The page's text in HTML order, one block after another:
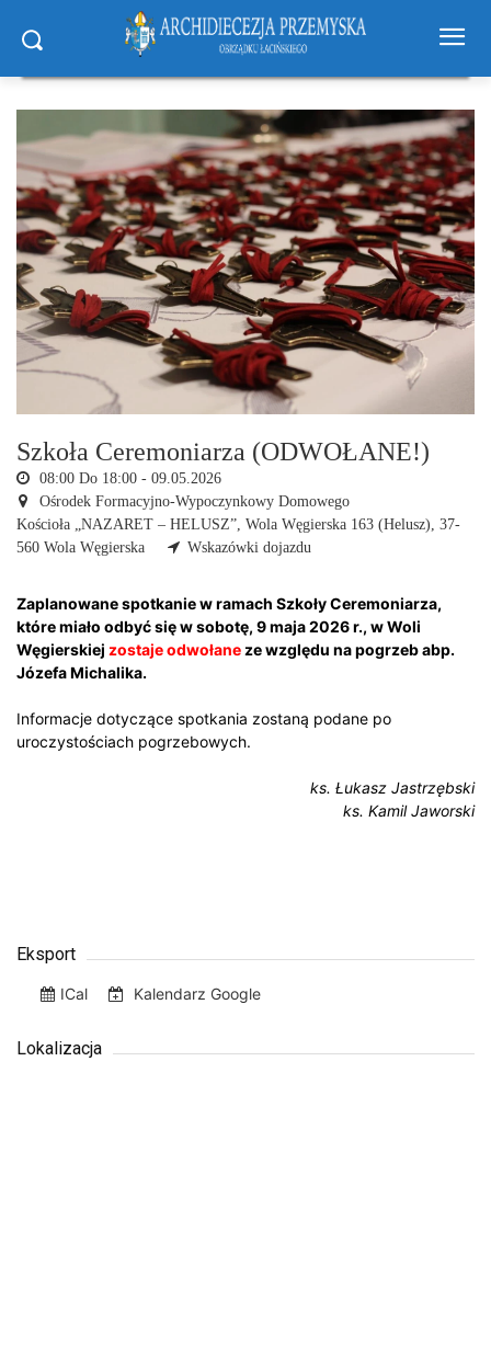
Szkoła Ceremoniarza (ODWOŁANE!)
08:00 Do 18:00 - 09.05.2026
Ośrodek Formacyjno-Wypoczynkowy Domowego
Kościoła „NAZARET – HELUSZ”, Wola Węgierska 163 (Helusz), 37-
560 Wola Węgierska
Wskazówki dojazdu
Zaplanowane spotkanie w ramach Szkoły Ceremoniarza,
które miało odbyć się w sobotę, 9 maja 2026 r., w Woli
Węgierskiej zostaje odwołane ze względu na pogrzeb abp.
Józefa Michalika.
Informacje dotyczące spotkania zostaną podane po
uroczystościach pogrzebowych.
ks. Łukasz Jastrzębski
ks. Kamil Jaworski
Eksport
ICal Kalendarz Google
Lokalizacja